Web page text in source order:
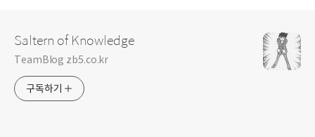
Saltern of Knowledge
TeamBlog zb5.co.kr
구독하기